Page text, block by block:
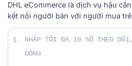
DHL eCommerce là dịch vụ hậu
kết nối người bán với người mua
Nhập số Theo dõi của bạn:
1.